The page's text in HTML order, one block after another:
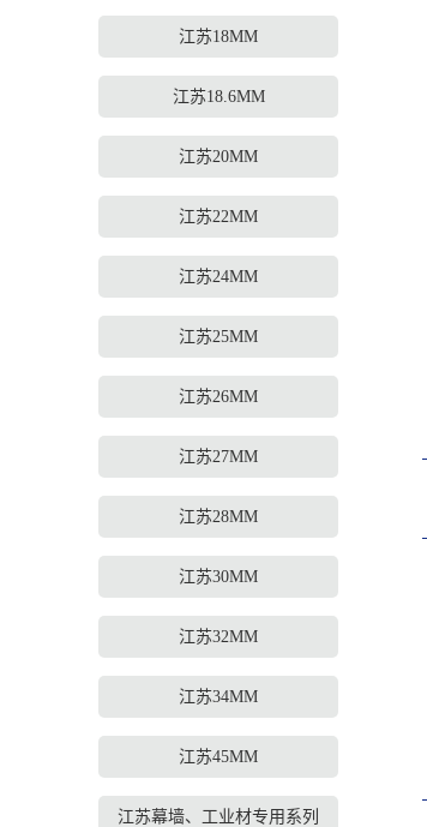
江苏18MM
江苏18.6MM
江苏20MM
江苏22MM
江苏24MM
江苏25MM
江苏26MM
江苏27MM
江苏28MM
江苏30MM
江苏32MM
江苏34MM
江苏45MM
江苏幕墙、工业材专用系列